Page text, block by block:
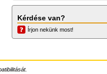
Kérdése van?
Írjon nekünk most!